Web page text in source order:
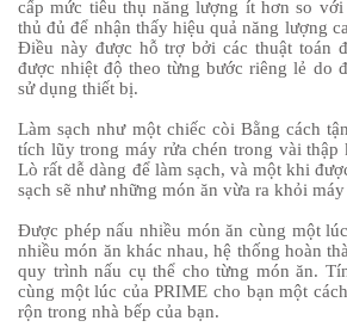
cấp mức tiêu thụ năng lượng ít hơn so với
thủ đủ để nhận thấy hiệu quả năng lượng
Điều này được hỗ trợ bởi các thuật toán
được nhiệt độ theo từng bước riêng lẻ do
sử dụng thiết bị.
Làm sạch như một chiếc còi Bằng cách
tích lũy trong máy rửa chén trong vài thập
Lò rất dễ dàng để làm sạch, và một khi
sạch sẽ như những món ăn vừa ra khỏi
Được phép nấu nhiều món ăn cùng một
nhiều món ăn khác nhau, hệ thống hoàn
quy trình nấu cụ thể cho từng món ăn.
cùng một lúc của PRIME cho bạn một
rộn trong nhà bếp của bạn.